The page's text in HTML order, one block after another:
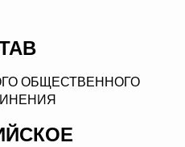
ОБЩЕСТВЕННОГО